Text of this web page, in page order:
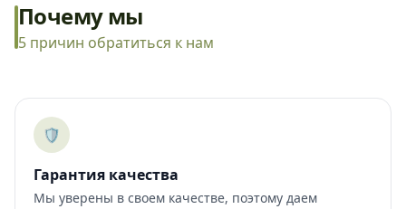
Почему мы
5 причин обратиться к нам
🛡️
Гарантия качества
Мы уверены в своем качестве, поэтому даем